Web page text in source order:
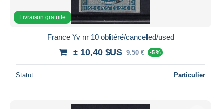
Livraison gratuite
France Yv nr 10 oblitéré/cancelled/used
± 10,40 $US 9,50 € -5 %
Statut Particulier